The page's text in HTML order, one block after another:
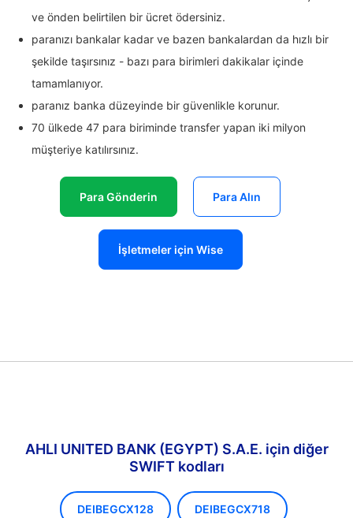
ve önden belirtilen bir ücret ödersiniz.
paranızı bankalar kadar ve bazen bankalardan da hızlı bir
şekilde taşırsınız - bazı para birimleri dakikalar içinde
tamamlanıyor.
paranız banka düzeyinde bir güvenlikle korunur.
70 ülkede 47 para biriminde transfer yapan iki milyon
müşteriye katılırsınız.
Para Gönderin Para Alın
İşletmeler için Wise
AHLI UNITED BANK (EGYPT) S.A.E. için diğer
SWIFT kodları
DEIBEGCX128 DEIBEGCX718